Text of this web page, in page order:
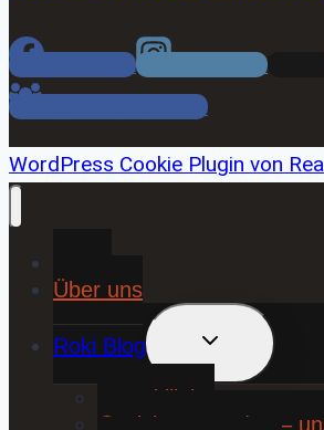
Facebook Instagram
Facebook Gruppe
WordPress Cookie Plugin von
Über uns
Roki Blog
❤️ Rokiliebe
⚽ KickStart 25/26 –